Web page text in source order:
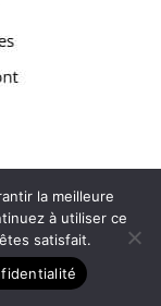
Amazon
la meilleure
à utiliser ce
satisfait.